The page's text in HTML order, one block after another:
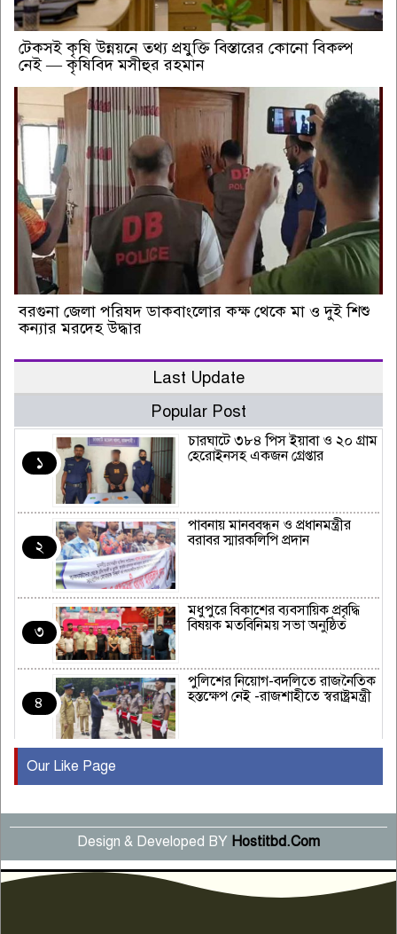
টেকসই কৃষি উন্নয়নে তথ্য প্রযুক্তি বিস্তারের কোনো বিকল্প
নেই — কৃষিবিদ মসীহুর রহমান
বরগুনা জেলা পরিষদ ডাকবাংলোর কক্ষ থেকে মা ও দুই শিশু
কন্যার মরদেহ উদ্ধার
Last Update
Popular Post
১
চারঘাটে ৩৮৪ পিস ইয়াবা ও ২০ গ্রাম
হেরোইনসহ একজন গ্রেপ্তার
২
পাবনায় মানববন্ধন ও প্রধানমন্ত্রীর
বরাবর স্মারকলিপি প্রদান
৩
মধুপুরে বিকাশের ব্যবসায়িক প্রবৃদ্ধি
বিষয়ক মতবিনিময় সভা অনুষ্ঠিত
৪
পুলিশের নিয়োগ-বদলিতে রাজনৈতিক
হস্তক্ষেপ নেই -রাজশাহীতে স্বরাষ্ট্রমন্ত্রী
৫
বছর পূর্তি উদযাপন
৬
সংবাদ সম্মেলনে অভিযোগ অস্বীকার
উদ্দেশ্য প্রণোদিত সংবাদ প্রকাশের
প্রতিবাদ নাজির হাসানের
Our Like Page
Design & Developed BY Hostitbd.Com